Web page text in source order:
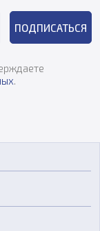
ПОДПИСАТЬСЯ